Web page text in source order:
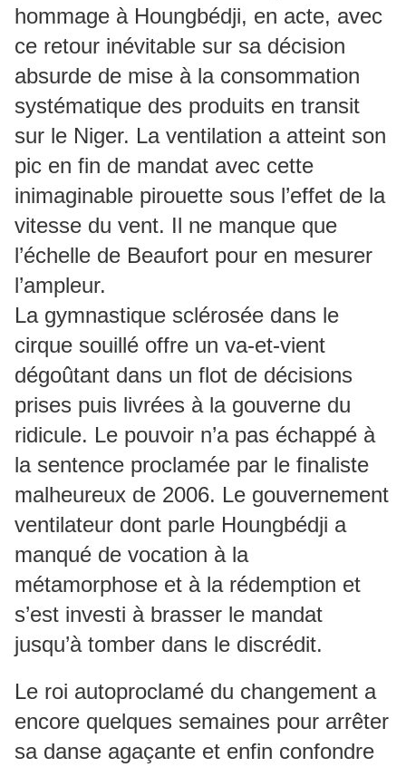
hommage à Houngbédji, en acte, avec
ce retour inévitable sur sa décision
absurde de mise à la consommation
systématique des produits en transit
sur le Niger. La ventilation a atteint son
pic en fin de mandat avec cette
inimaginable pirouette sous l’effet de la
vitesse du vent. Il ne manque que
l’échelle de Beaufort pour en mesurer
l’ampleur.
La gymnastique sclérosée dans le
cirque souillé offre un va-et-vient
dégoûtant dans un flot de décisions
prises puis livrées à la gouverne du
ridicule. Le pouvoir n’a pas échappé à
la sentence proclamée par le finaliste
malheureux de 2006. Le gouvernement
ventilateur dont parle Houngbédji a
manqué de vocation à la
métamorphose et à la rédemption et
s’est investi à brasser le mandat
jusqu’à tomber dans le discrédit.
Le roi autoproclamé du changement a
encore quelques semaines pour arrêter
sa danse agaçante et enfin confondre